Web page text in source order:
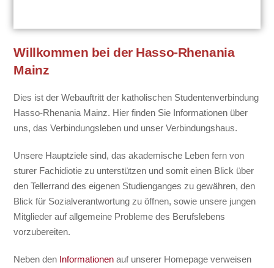
Willkommen bei der Hasso-Rhenania
Mainz
Dies ist der Webauftritt der katholischen Studentenverbindung
Hasso-Rhenania Mainz. Hier finden Sie Informationen über
uns, das Verbindungsleben und unser Verbindungshaus.
Unsere Hauptziele sind, das akademische Leben fern von
sturer Fachidiotie zu unterstützen und somit einen Blick über
den Tellerrand des eigenen Studienganges zu gewähren, den
Blick für Sozialverantwortung zu öffnen, sowie unsere jungen
Mitglieder auf allgemeine Probleme des Berufslebens
vorzubereiten.
Neben den Informationen auf unserer Homepage verweisen